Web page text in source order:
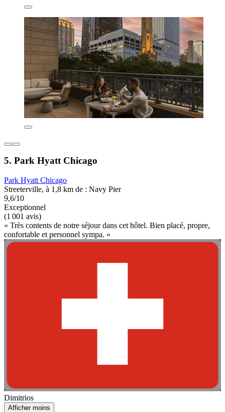
5. Park Hyatt Chicago
Park Hyatt Chicago
Streeterville, à 1,8 km de : Navy Pier
9,6/10
Exceptionnel
(1 001 avis)
« Très contents de notre séjour dans cet hôtel. Bien placé, propre,
confortable et personnel sympa. »
Dimitrios
Afficher moins